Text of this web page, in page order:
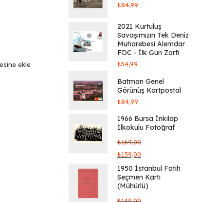
ekle
₺84,99
2021 Kurtuluş
Savaşımızın Tek Deniz
Muharebesi Alemdar
FDC - İlk Gün Zarfı
₺54,99
Batman Genel
Görünüş Kartpostal
₺84,99
1966 Bursa İnkilap
İlkokulu Fotoğraf
₺169,00
₺139,00
1950 İstanbul Fatih
Seçmen Kartı
(Mühürlü)